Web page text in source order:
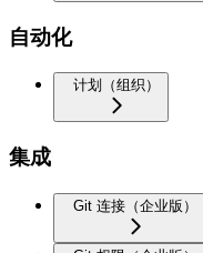
自动化
计划（组织）
集成
Git 连接（企业版）